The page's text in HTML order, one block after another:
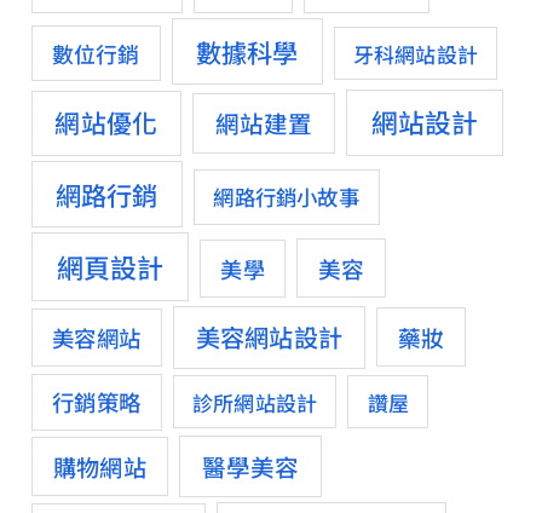
數位行銷 數據科學 牙科網站設計
網站優化 網站建置
網站設計
網路行銷
網路行銷小故事
網頁設計 美學 美容
美容網站 美容網站設計 藥妝
行銷策略 診所網站設計 讚屋
購物網站 醫學美容